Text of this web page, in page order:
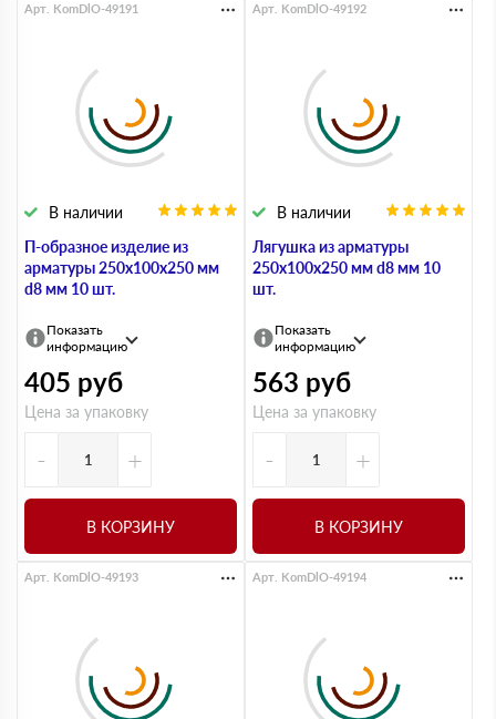
П-образное изделие из
арматуры 250х100х250 мм
d8 мм 10 шт.
В наличии
Арт. KomDlO-49191
Показать
информацию
405 руб
Цена за упаковку
- +
В КОРЗИНУ
Лягушка из арматуры
250х100х250 мм d8 мм 10
шт.
В наличии
Арт. KomDlO-49192
Показать
информацию
563 руб
Цена за упаковку
- +
В КОРЗИНУ
Арт. KomDlO-49193 Арт. KomDlO-49194